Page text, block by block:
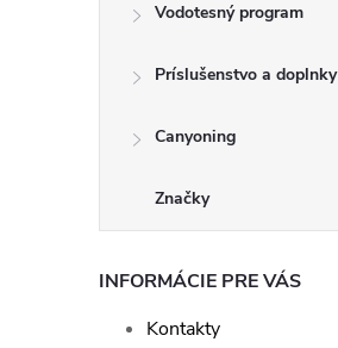
Vodotesný program
Príslušenstvo a doplnky
Canyoning
Značky
INFORMÁCIE PRE VÁS
Kontakty